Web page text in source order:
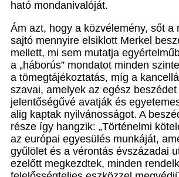
ható mondanivalóját.
Ám azt, hogy a közvélemény, sőt a
sajtó mennyire elsiklott Merkel
mellett, mi sem mutatja
a „háborús” mondatot minden
a tömegtájékoztatás, míg a
szavai, amelyek az egész
jelentőségűvé avatják és
alig kaptak nyilvánosságot. A
része így hangzik: „Történelmi
az európai egyesülés munkáját,
gyűlölet és a vérontás évszázadai
ezelőtt megkezdtek, minden